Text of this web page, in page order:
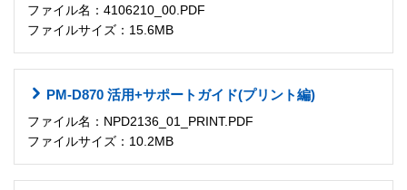
ファイル名：4106210_00.PDF
ファイルサイズ：15.6MB
PM-D870 活用+サポートガイド(プリント編)
ファイル名：NPD2136_01_PRINT.PDF
ファイルサイズ：10.2MB